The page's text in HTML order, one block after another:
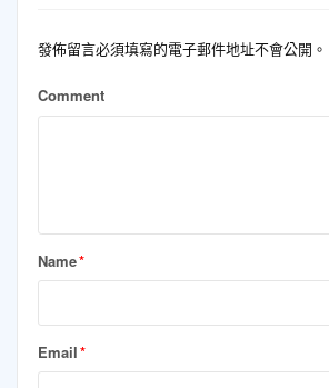
發佈留言必須填寫的電子郵件地址不會公開。
Comment
Name*
Email*